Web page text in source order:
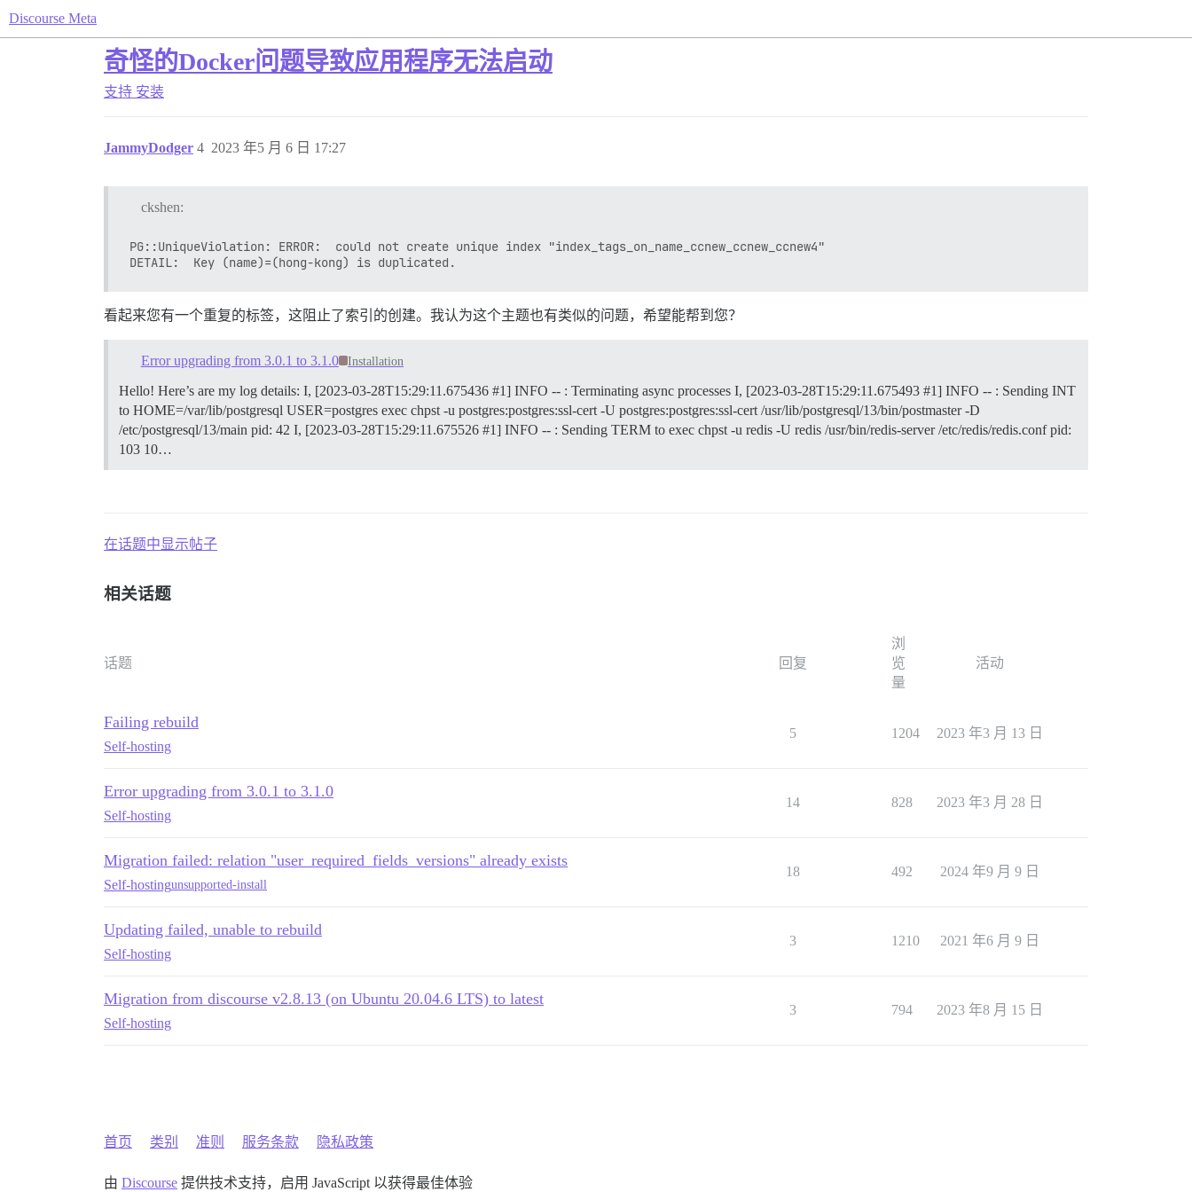
Discourse Meta
奇怪的Docker问题导致应用程序无法启动
支持 安装
JammyDodger 2023 年5 月 6 日 17:27
4
ckshen:
PG::UniqueViolation: ERROR:  could not create unique index "index_tags_on_name_ccnew_ccnew_ccnew4"
看起来您有一个重复的标签，这阻止了索引的创建。我认为这个主题也有类似的问题，希望能帮到您？
Error upgrading from 3.0.1 to 3.1.0 Installation
Hello! Here’s are my log details: I, [2023-03-28T15:29:11.675436 #1] INFO -- : Terminating async processes I, [2023-03-28T15:29:11.675493 #1] INFO -- : Sending INT
to HOME=/var/lib/postgresql USER=postgres exec chpst -u postgres:postgres:ssl-cert -U postgres:postgres:ssl-cert /usr/lib/postgresql/13/bin/postmaster -D
/etc/postgresql/13/main pid: 42 I, [2023-03-28T15:29:11.675526 #1] INFO -- : Sending TERM to exec chpst -u redis -U redis /usr/bin/redis-server /etc/redis/redis.conf pid:
103 10…
在话题中显示帖子
相关话题
话题 回复
浏
览
量
活动
Failing rebuild
Self-hosting
5 1204 2023 年3 月 13 日
Error upgrading from 3.0.1 to 3.1.0
Self-hosting
14 828 2023 年3 月 28 日
Migration failed: relation "user_required_fields_versions" already exists
Self-hostingunsupported-install
18 492 2024 年9 月 9 日
Updating failed, unable to rebuild
Self-hosting
3 1210 2021 年6 月 9 日
Migration from discourse v2.8.13 (on Ubuntu 20.04.6 LTS) to latest
Self-hosting
3 794 2023 年8 月 15 日
首页 类别 准则 服务条款 隐私政策
由 Discourse 提供技术支持，启用 JavaScript 以获得最佳体验